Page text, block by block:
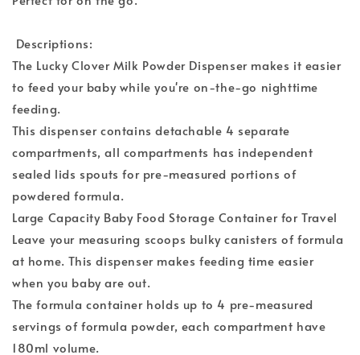
Descriptions:
The Lucky Clover Milk Powder Dispenser makes it easier
to feed your baby while you're on-the-go nighttime
feeding.
This dispenser contains detachable 4 separate
compartments, all compartments has independent
sealed lids spouts for pre-measured portions of
powdered formula.
Large Capacity Baby Food Storage Container for Travel
Leave your measuring scoops bulky canisters of formula
at home. This dispenser makes feeding time easier
when you baby are out.
The formula container holds up to 4 pre-measured
servings of formula powder, each compartment have
180ml volume.